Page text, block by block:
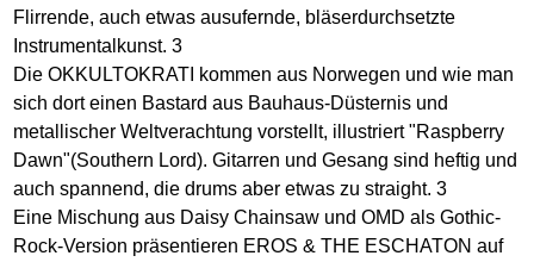
Flirrende, auch etwas ausufernde, bläserdurchsetzte
Instrumentalkunst. 3
Die OKKULTOKRATI kommen aus Norwegen und wie man
sich dort einen Bastard aus Bauhaus-Düsternis und
metallischer Weltverachtung vorstellt, illustriert "Raspberry
Dawn"(Southern Lord). Gitarren und Gesang sind heftig und
auch spannend, die drums aber etwas zu straight. 3
Eine Mischung aus Daisy Chainsaw und OMD als Gothic-
Rock-Version präsentieren EROS & THE ESCHATON auf